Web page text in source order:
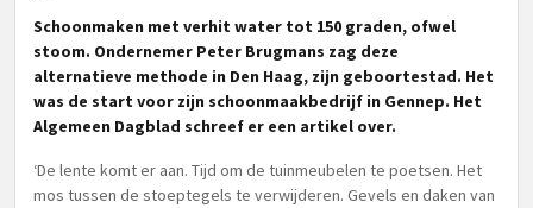
Schoonmaken met verhit water tot 150 graden, ofwel
stoom. Ondernemer Peter Brugmans zag deze
alternatieve methode in Den Haag, zijn geboortestad. Het
was de start voor zijn schoonmaakbedrijf in Gennep. Het
Algemeen Dagblad schreef er een artikel over.
‘De lente komt er aan. Tijd om de tuinmeubelen te poetsen. Het
mos tussen de stoeptegels te verwijderen. Gevels en daken van